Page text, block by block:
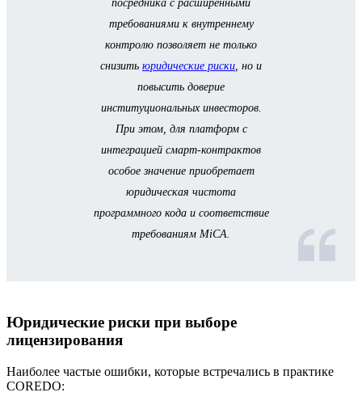
посредника с расширенными
требованиями к внутреннему
контролю позволяет не только
снизить юридические риски, но и
повысить доверие
институциональных инвесторов.
При этом, для платформ с
интеграцией смарт-контрактов
особое значение приобретает
юридическая чистота
программного кода и соответствие
требованиям MiCA.
Юридические риски при выборе
лицензирования
Наиболее частые ошибки, которые встречались в практике
COREDO: